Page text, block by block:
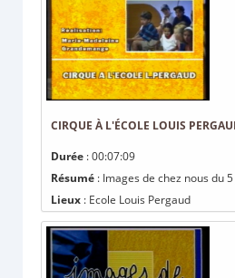
CIRQUE À L'ÉCOLE LOUIS
Durée : 00:07:09
Résumé : Images de chez nous du
Lieux : Ecole Louis Pergaud